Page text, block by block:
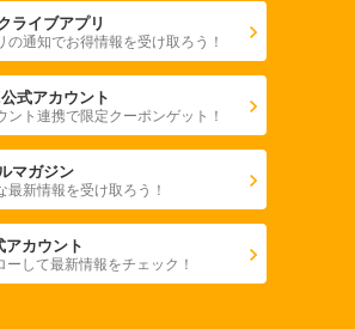
ライブアプリ
の通知でお得情報を受け取ろう！
式アカウント
ント連携で限定クーポンゲット！
マガジン
最新情報を受け取ろう！
アカウント
ーして最新情報をチェック！